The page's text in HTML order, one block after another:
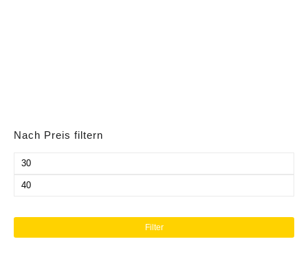
Nach Preis filtern
Min.
Max.
Filter